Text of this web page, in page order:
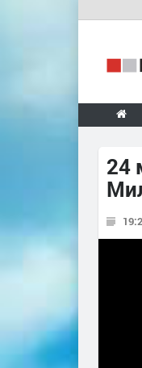
24